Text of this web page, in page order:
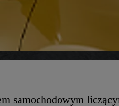
samochodowym